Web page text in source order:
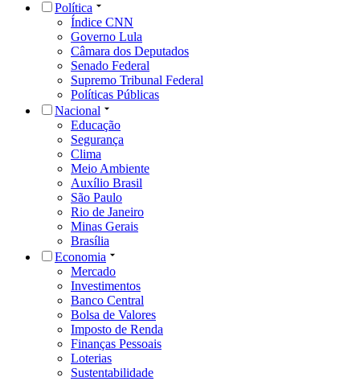
Política
Índice CNN
Governo Lula
Câmara dos Deputados
Senado Federal
Supremo Tribunal Federal
Políticas Públicas
Nacional
Educação
Segurança
Clima
Meio Ambiente
Auxílio Brasil
São Paulo
Rio de Janeiro
Minas Gerais
Brasília
Economia
Mercado
Investimentos
Banco Central
Bolsa de Valores
Imposto de Renda
Finanças Pessoais
Loterias
Sustentabilidade